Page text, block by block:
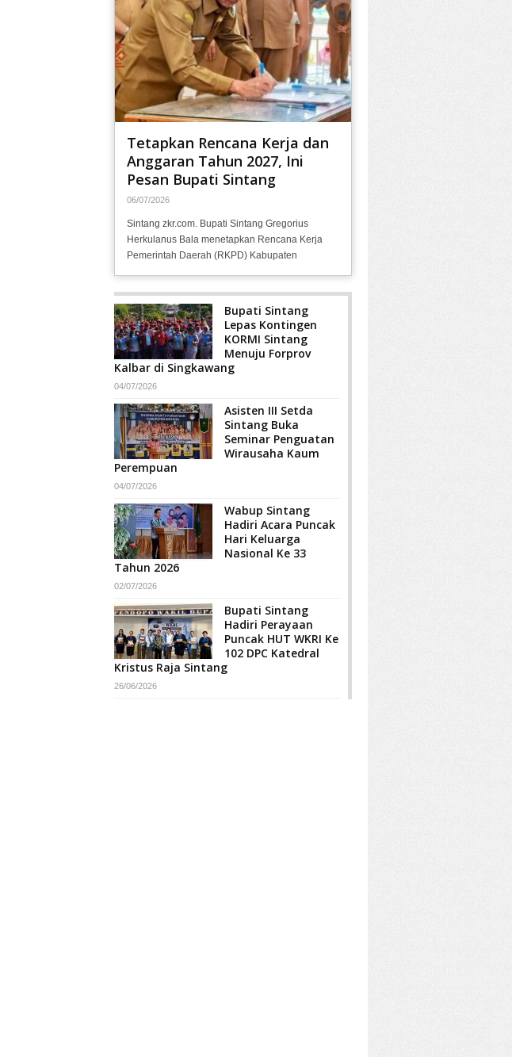
Tetapkan Rencana Kerja dan
Anggaran Tahun 2027, Ini
Pesan Bupati Sintang
06/07/2026
Sintang zkr.com. Bupati Sintang Gregorius
Herkulanus Bala menetapkan Rencana Kerja
Pemerintah Daerah (RKPD) Kabupaten
Bupati Sintang
Lepas Kontingen
KORMI Sintang
Menuju Forprov
Kalbar di Singkawang
04/07/2026
Asisten III Setda
Sintang Buka
Seminar Penguatan
Wirausaha Kaum
Perempuan
04/07/2026
Wabup Sintang
Hadiri Acara Puncak
Hari Keluarga
Nasional Ke 33
Tahun 2026
02/07/2026
Bupati Sintang
Hadiri Perayaan
Puncak HUT WKRI Ke
102 DPC Katedral
Kristus Raja Sintang
26/06/2026